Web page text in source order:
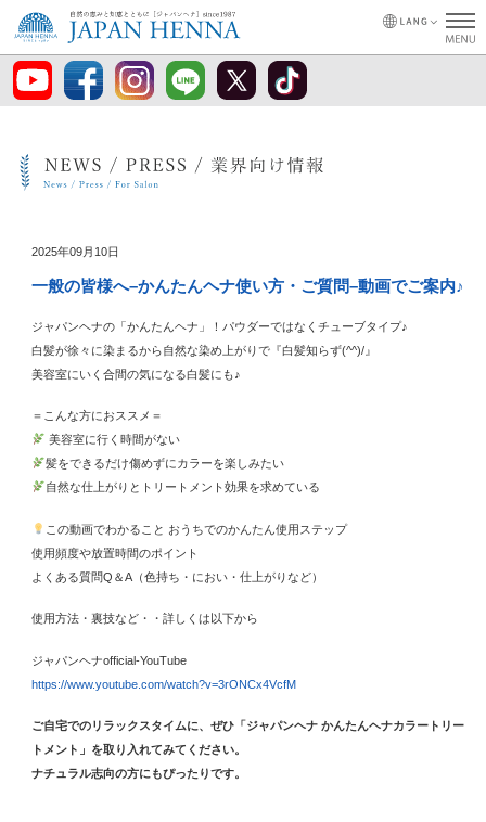
2025年09月10日
一般の皆様へ–かんたんヘナ使い方・ご質問–動画でご案内♪
ジャパンヘナの「かんたんヘナ」！パウダーではなくチューブタイプ♪
白髪が徐々に染まるから自然な染め上がりで『白髪知らず(^^)/』
美容室にいく合間の気になる白髪にも♪
＝こんな方におススメ＝
美容室に行く時間がない
髪をできるだけ傷めずにカラーを楽しみたい
自然な仕上がりとトリートメント効果を求めている
この動画でわかること おうちでのかんたん使用ステップ
使用頻度や放置時間のポイント
よくある質問Q＆A（色持ち・におい・仕上がりなど）
使用方法・裏技など・・詳しくは以下から
ジャパンヘナofficial-YouTube
https://www.youtube.com/watch?v=3rONCx4VcfM
ご自宅でのリラックスタイムに、ぜひ「ジャパンヘナ かんたんヘナカラートリー
トメント」を取り入れてみてください。
ナチュラル志向の方にもぴったりです。